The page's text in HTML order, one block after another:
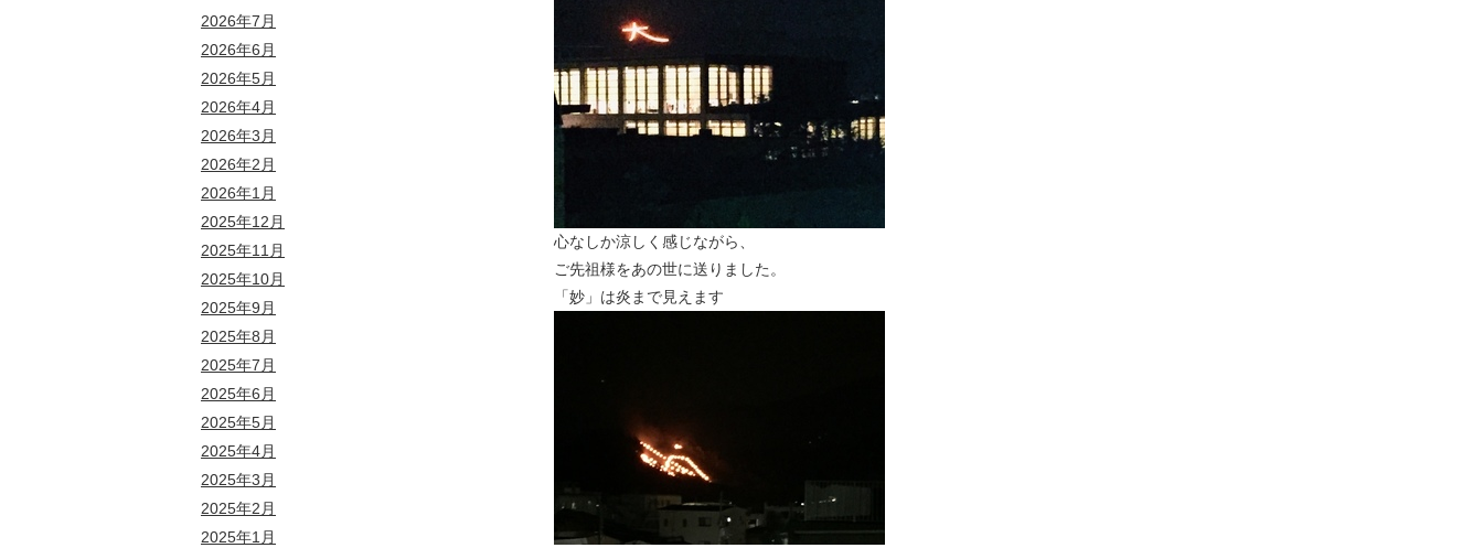
心なしか涼しく感じながら、
ご先祖様をあの世に送りました。
「妙」は炎まで見えます
2026年7月
2026年6月
2026年5月
2026年4月
2026年3月
2026年2月
2026年1月
2025年12月
2025年11月
2025年10月
2025年9月
2025年8月
2025年7月
2025年6月
2025年5月
2025年4月
2025年3月
2025年2月
2025年1月